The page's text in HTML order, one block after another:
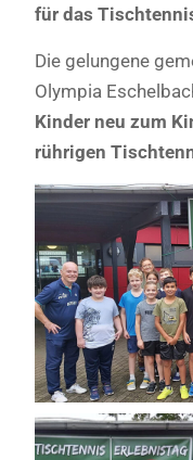
für das
Die gelungene
Olympia
Kinder neu zum
rührigen